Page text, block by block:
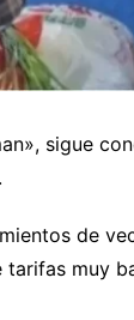
sigue
de
muy